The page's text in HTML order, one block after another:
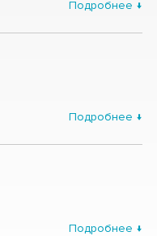
Подробнее ↓
Подробнее ↓
Подробнее ↓